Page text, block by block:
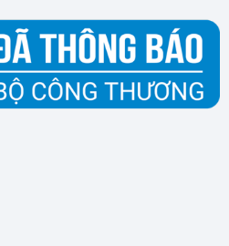
chắn, đảm bảo tivi đứng vững
cũng giúp việc lắp đặt tivi trở